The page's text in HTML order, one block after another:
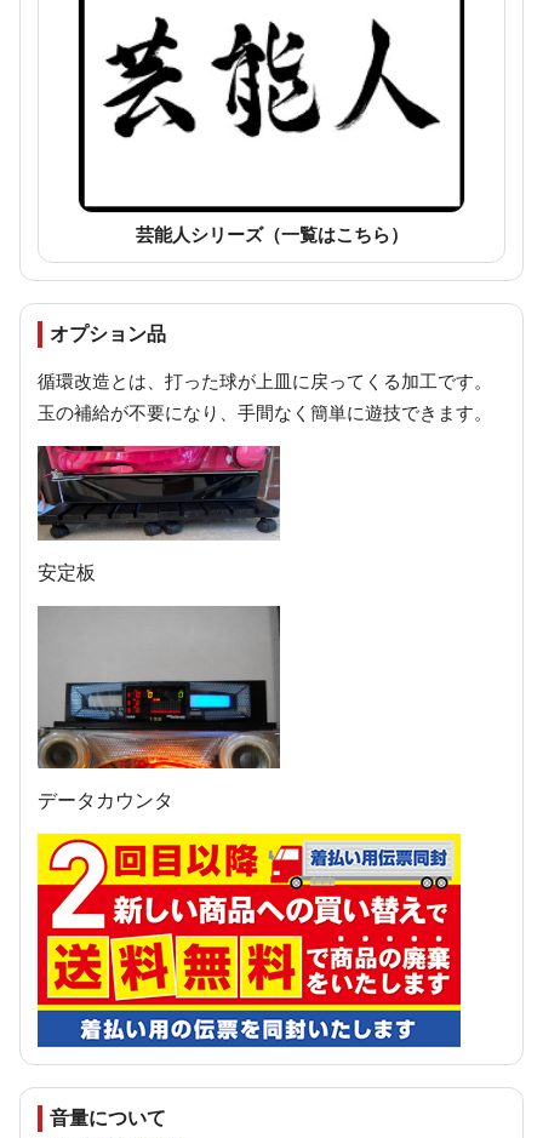
芸能人シリーズ（一覧はこちら）
オプション品
循環改造とは、打った球が上皿に戻ってくる加工です。
玉の補給が不要になり、手間なく簡単に遊技できます。
安定板
データカウンタ
音量について